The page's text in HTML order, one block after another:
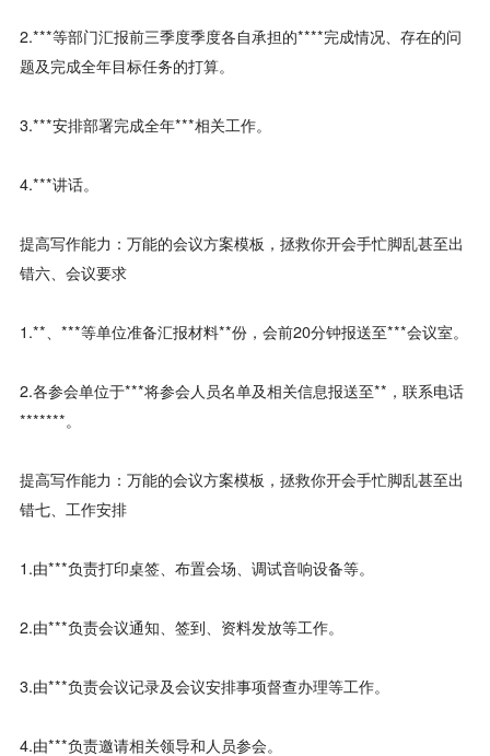
2.***等部门汇报前三季度季度各自承担的****完成情况、存在的问
题及完成全年目标任务的打算。
3.***安排部署完成全年***相关工作。
4.***讲话。
提高写作能力：万能的会议方案模板，拯救你开会手忙脚乱甚至出
错六、会议要求
1.**、***等单位准备汇报材料**份，会前20分钟报送至***会议室。
2.各参会单位于***将参会人员名单及相关信息报送至**，联系电话
*******。
提高写作能力：万能的会议方案模板，拯救你开会手忙脚乱甚至出
错七、工作安排
1.由***负责打印桌签、布置会场、调试音响设备等。
2.由***负责会议通知、签到、资料发放等工作。
3.由***负责会议记录及会议安排事项督查办理等工作。
4.由***负责邀请相关领导和人员参会。